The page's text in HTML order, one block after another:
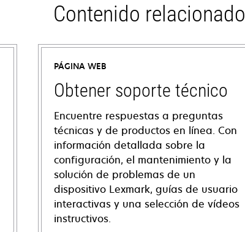
Contenido relacionado
PÁGINA WEB
Obtener soporte técnico
Encuentre respuestas a preguntas
técnicas y de productos en línea. Con
información detallada sobre la
configuración, el mantenimiento y la
solución de problemas de un
dispositivo Lexmark, guías de usuario
interactivas y una selección de vídeos
instructivos.